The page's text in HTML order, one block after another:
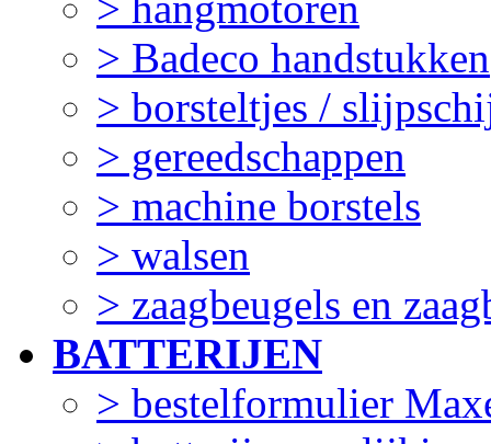
> Badeco handstukken
> borsteltjes /
> gereedschappen
> machine borstels
> walsen
> zaagbeugels en
BATTERIJEN
> bestelformulier